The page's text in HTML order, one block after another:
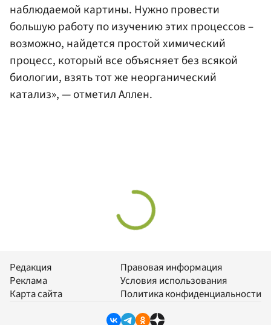
наблюдаемой картины. Нужно провести
большую работу по изучению этих процессов –
возможно, найдется простой химический
процесс, который все объясняет без всякой
биологии, взять тот же неорганический
катализ», — отметил Аллен.
Редакция
Реклама
Карта сайта
Правовая информация
Условия использования
Политика конфиденциальности